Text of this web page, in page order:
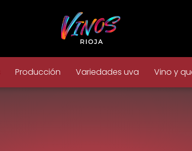
Producción Variedades uva Vino y